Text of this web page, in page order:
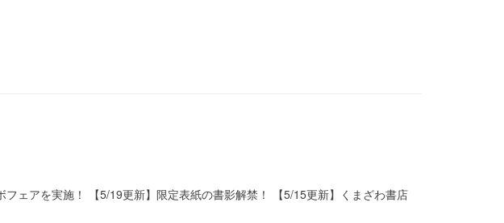
ェアを実施！ 【5/19更新】限定表紙の書影解禁！ 【5/15更新】くまざわ書店